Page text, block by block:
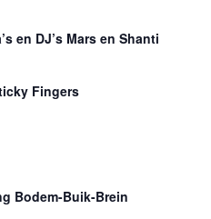
en DJ’s Mars en Shanti
Fingers
Bodem-Buik-Brein